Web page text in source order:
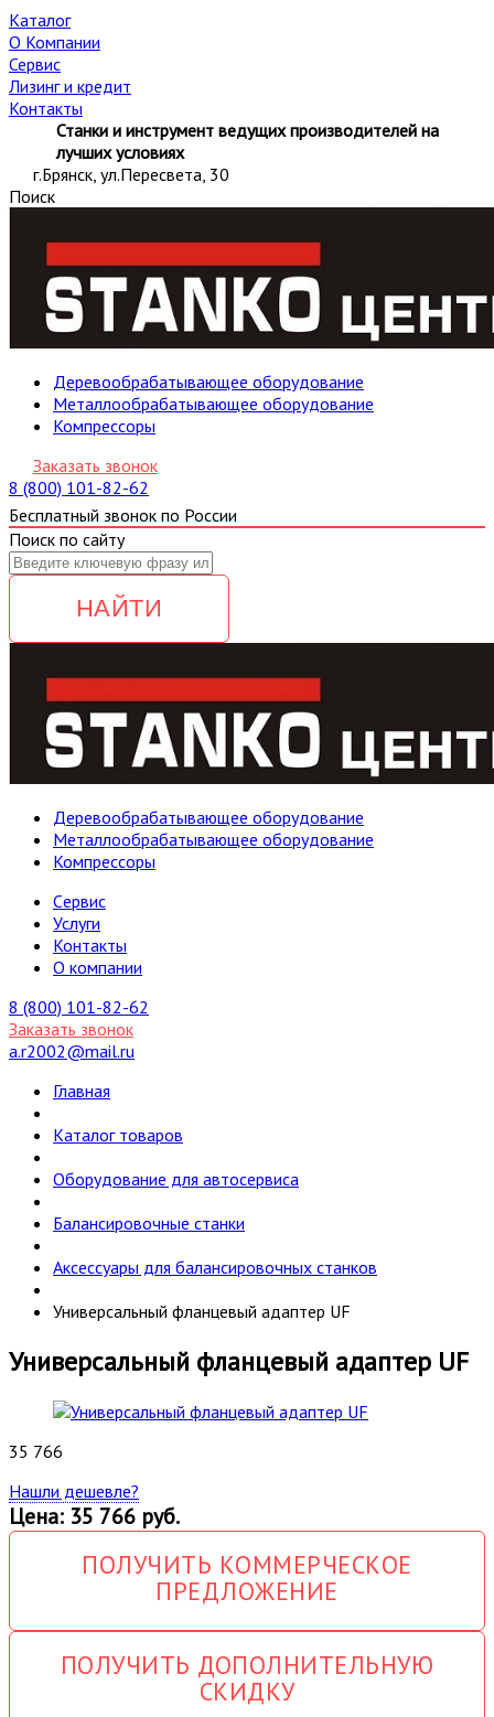
Каталог
О Компании
Сервис
Лизинг и кредит
Контакты
Станки и инструмент ведущих производителей на
лучших условиях
г.Брянск, ул.Пересвета, 30
Поиск
Деревообрабатывающее оборудование
Металлообрабатывающее оборудование
Компрессоры
Заказать звонок
8 (800) 101-82-62
Бесплатный звонок по России
Поиск по сайту
НАЙТИ
Деревообрабатывающее оборудование
Металлообрабатывающее оборудование
Компрессоры
Cервис
Услуги
Контакты
О компании
8 (800) 101-82-62
Заказать звонок
a.r2002@mail.ru
Главная
Каталог товаров
Оборудование для автосервиса
Балансировочные станки
Аксессуары для балансировочных станков
Универсальный фланцевый адаптер UF
Универсальный фланцевый адаптер UF
35 766
Нашли дешевле?
Цена: 35 766 руб.
ПОЛУЧИТЬ КОММЕРЧЕСКОЕ
ПРЕДЛОЖЕНИЕ
ПОЛУЧИТЬ ДОПОЛНИТЕЛЬНУЮ
СКИДКУ